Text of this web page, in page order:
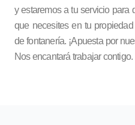
y estaremos a tu servicio para
que necesites en tu
de fontanería. ¡Apuesta por
Nos encantará trabajar contigo.